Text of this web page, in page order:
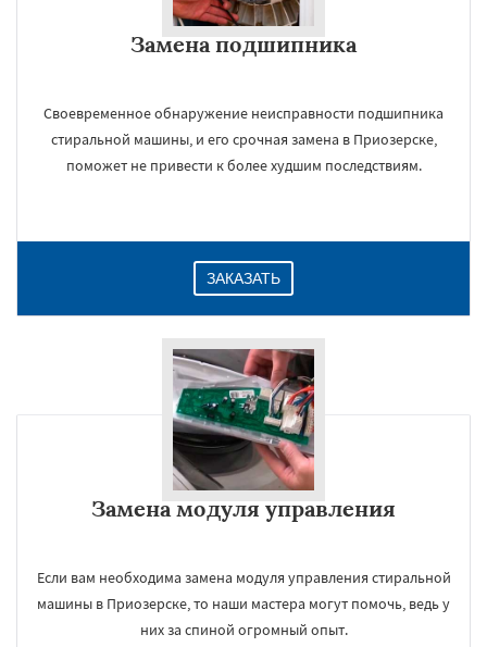
Замена подшипника
Своевременное обнаружение неисправности подшипника
стиральной машины, и его срочная замена в Приозерске,
поможет не привести к более худшим последствиям.
ЗАКАЗАТЬ
Замена модуля управления
Если вам необходима замена модуля управления стиральной
машины в Приозерске, то наши мастера могут помочь, ведь у
них за спиной огромный опыт.
Даю согласие на обработку персональных данных